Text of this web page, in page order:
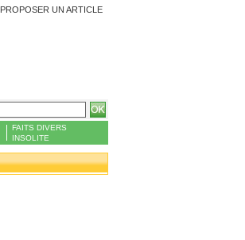
PROPOSER UN ARTICLE
FAITS DIVERS
INSOLITE